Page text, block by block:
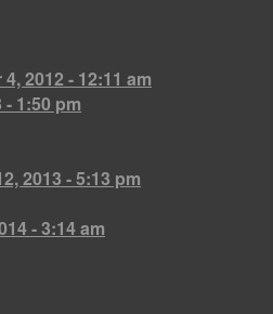
2012 - 12:11 am
- 1:50 pm
2013 - 5:13 pm
- 3:14 am